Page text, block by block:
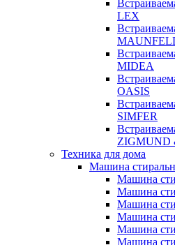
LEX
MIDEA
OASIS
SIMFER
ZIGMUND
Техника для дома
Машина
Машина
Машина
Машина
Машина
Машина
Машина